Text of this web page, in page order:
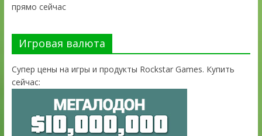
прямо сейчас
Игровая валюта
Супер цены на игры и продукты Rockstar Games. Купить
сейчас: